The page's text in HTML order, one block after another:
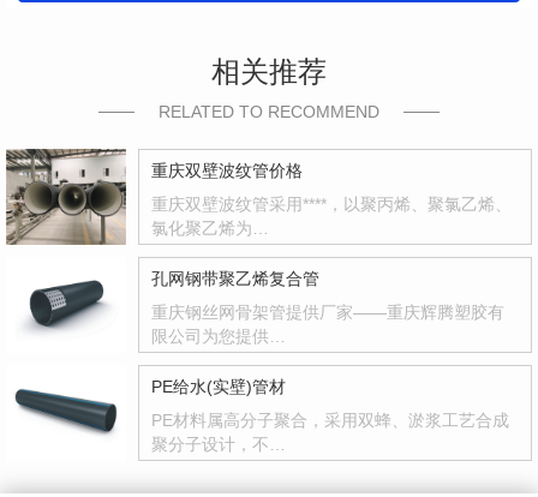
相关推荐
RELATED TO RECOMMEND
重庆双壁波纹管价格
重庆双壁波纹管采用****，以聚丙烯、聚氯乙烯、
氯化聚乙烯为…
孔网钢带聚乙烯复合管
重庆钢丝网骨架管提供厂家——重庆辉腾塑胶有
限公司为您提供…
PE给水(实壁)管材
PE材料属高分子聚合，采用双蜂、淤浆工艺合成
聚分子设计，不…